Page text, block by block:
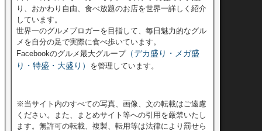
り、おかわり自由、食べ放題のお店を世界一詳しく紹介
しています。
世界一のグルメブロガーを目指して、毎日魅力的なグル
メを自分の足で実際に食べ歩いています。
Facebookのグルメ最大グループ（デカ盛り・メガ盛
り・特盛・大盛り） を管理しています。
※当サイト内のすべての写真、画像、文の転載はご遠慮
ください。また、まとめサイト等への引用を厳禁いたし
ます。無許可の転載、複製、転用等は法律により罰せら